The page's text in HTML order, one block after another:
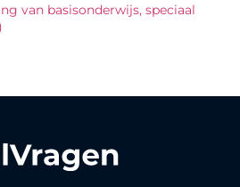
van basisonderwijs, speciaal